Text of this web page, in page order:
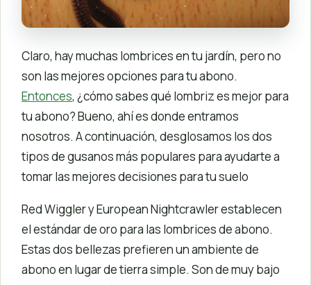
Claro, hay muchas lombrices en tu jardín, pero no
son las mejores opciones para tu abono.
Entonces, ¿cómo sabes qué lombriz es mejor para
tu abono? Bueno, ahí es donde entramos
nosotros. A continuación, desglosamos los dos
tipos de gusanos más populares para ayudarte a
tomar las mejores decisiones para tu suelo
Red Wiggler y European Nightcrawler establecen
el estándar de oro para las lombrices de abono.
Estas dos bellezas prefieren un ambiente de
abono en lugar de tierra simple. Son de muy bajo